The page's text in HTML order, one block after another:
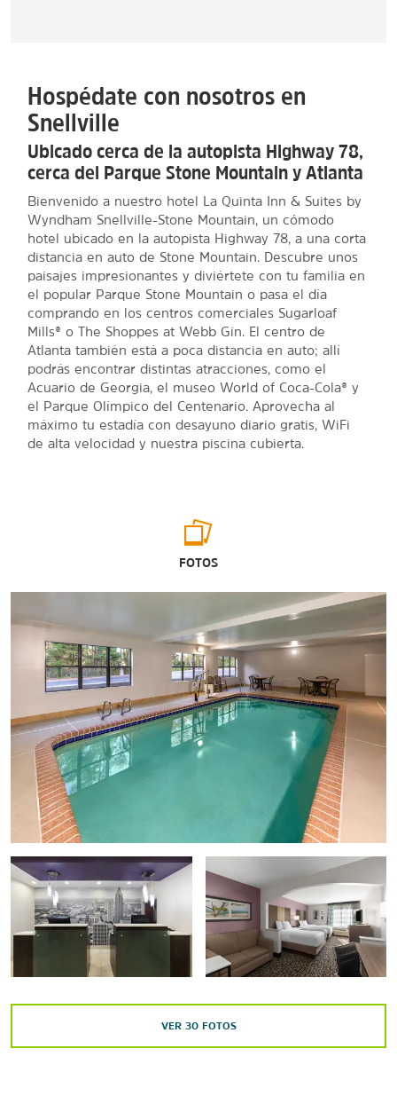
Hospédate con nosotros en
Snellville
Ubicado cerca de la autopista Highway 78,
cerca del Parque Stone Mountain y Atlanta
Bienvenido a nuestro hotel La Quinta Inn & Suites by
Wyndham Snellville-Stone Mountain, un cómodo
hotel ubicado en la autopista Highway 78, a una corta
distancia en auto de Stone Mountain. Descubre unos
paisajes impresionantes y diviértete con tu familia en
el popular Parque Stone Mountain o pasa el día
comprando en los centros comerciales Sugarloaf
Mills® o The Shoppes at Webb Gin. El centro de
Atlanta también está a poca distancia en auto; allí
podrás encontrar distintas atracciones, como el
Acuario de Georgia, el museo World of Coca-Cola® y
el Parque Olímpico del Centenario. Aprovecha al
máximo tu estadía con desayuno diario gratis, WiFi
de alta velocidad y nuestra piscina cubierta.
FOTOS
VER 30FOTOS